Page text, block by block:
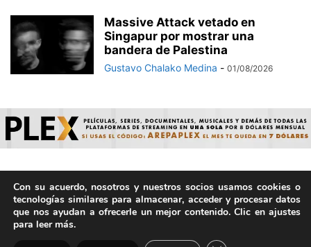
Massive Attack vetado en
Singapur por mostrar una
bandera de Palestina
Gustavo Chalako Medina - 01/08/2026
© ArepaVolatil.Com 2021-2025 - Hecho por humanos, no por
IA. | Todos los derechos reservados.
Con su acuerdo, nosotros y nuestros socios usamos cookies o
tecnologías similares para almacenar, acceder y procesar datos
que nos ayudan a ofrecerle un mejor contenido. Clic en ajustes
para leer más.